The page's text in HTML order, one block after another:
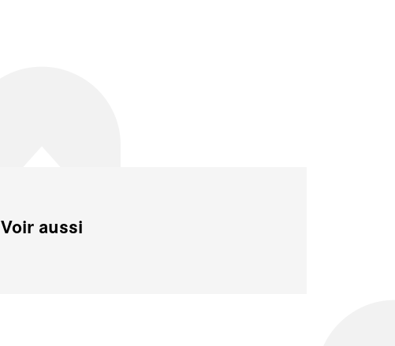
Voir aussi